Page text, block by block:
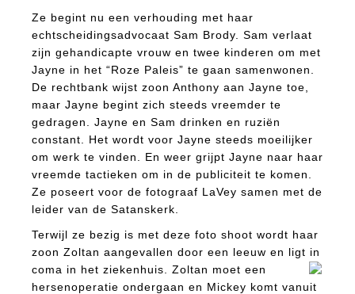
Ze begint nu een verhouding met haar
echtscheidingsadvocaat Sam Brody. Sam verlaat
zijn gehandicapte vrouw en twee kinderen om met
Jayne in het “Roze Paleis” te gaan samenwonen.
De rechtbank wijst zoon Anthony aan Jayne toe,
maar Jayne begint zich steeds vreemder te
gedragen. Jayne en Sam drinken en ruziën
constant. Het wordt voor Jayne steeds moeilijker
om werk te vinden. En weer grijpt Jayne naar haar
vreemde tactieken om in de publiciteit te komen.
Ze poseert voor de fotograaf LaVey samen met de
leider van de Satanskerk.
Terwijl ze bezig is met deze foto shoot wordt haar
zoon Zoltan aangevallen door een leeuw en ligt in
coma in het ziekenhuis. Zoltan moet een
hersenoperatie ondergaan en Mickey komt vanuit